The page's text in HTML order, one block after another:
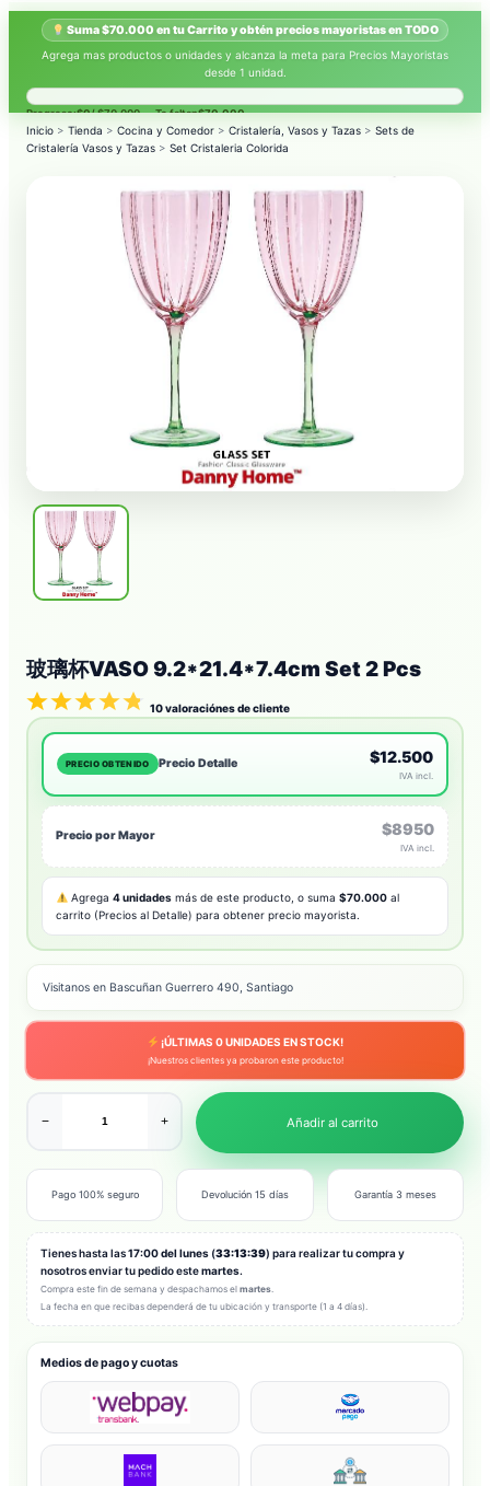
Suma $70.000 en tu Carrito y obtén precios mayoristas en TODO
Agrega mas productos o unidades y alcanza la meta para Precios Mayoristas
desde 1 unidad.
Progreso:$0/ $70.000 — Te faltan$70.000.
Inicio > Tienda > Cocina y Comedor > Cristalería, Vasos y Tazas > Sets de
Cristalería Vasos y Tazas > Set Cristaleria Colorida
玻璃杯VASO 9.2*21.4*7.4cm Set 2 Pcs
10valoraciónes de cliente
PRECIO OBTENIDO Precio Detalle $12.500
IVA incl.
Precio por Mayor $8950
IVA incl.
Agrega4 unidades más de este producto, o suma$70.000 al
carrito (Precios al Detalle) para obtener precio mayorista.
Visitanos en Bascuñan Guerrero 490, Santiago
¡ÚLTIMAS0UNIDADES EN STOCK!
¡Nuestros clientes ya probaron este producto!
− + Añadir al carrito
Pago 100% seguro Devolución 15 días Garantía 3 meses
Tienes hasta las17:00 del lunes (33:13:37) para realizar tu compra y
nosotros enviar tu pedido estemartes.
Compra este fin de semana y despachamos el martes
La fecha en que recibas dependerá de tu ubicación y transporte (1 a 4 días).
Medios de pago y cuotas